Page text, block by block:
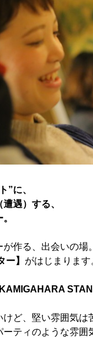
は？
”に、
遇）する、
作る、出会いの場。
ー】 がはじまります
ど、堅い雰囲気は
ーティのような雰